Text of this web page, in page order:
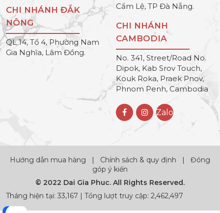
CHI NHÁNH ĐẮK
NÔNG
QL 14, Tổ 4, Phường Nam
Gia Nghĩa, Lâm Đồng.
Cẩm Lệ, TP Đà Nẵng.
CHI NHÁNH
CAMBODIA
No. 341, Street/Road No.
Dipok, Kab Srov Touch,
Kouk Roka, Praek Pnov,
Phnom Penh, Cambodia
Zalo
Hướng dẫn mua hàng | Chính sách & quy định | Đóng
góp ý kiến
© 2022 Dai Gia Phuc. All Rights Reserved.
Tháng hiện tại: 33,167 | Tổng lượt truy cập: 2,462,497